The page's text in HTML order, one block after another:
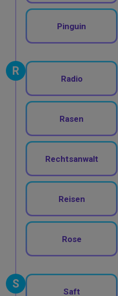
Pinguin
R
Radio
Rasen
Rechtsanwalt
Reisen
Rose
S
Saft